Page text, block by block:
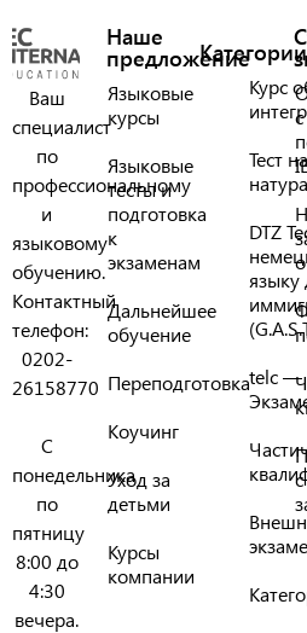
Ваш
специалист
по
профессиональному
и
языковому
обучению.
Контактный
телефон:
0202-
26158770
С
понедельника
по
пятницу
8:00 до
4:30
вечера.
Наше
предложение
Языковые
курсы
Языковые
тесты и
подготовка
к
экзаменам
Дальнейшее
обучение
Переподготовка
Коучинг
Уход за
детьми
Курсы
компании
Категории
Курс
Тест
DTZ
языку
telc —
с